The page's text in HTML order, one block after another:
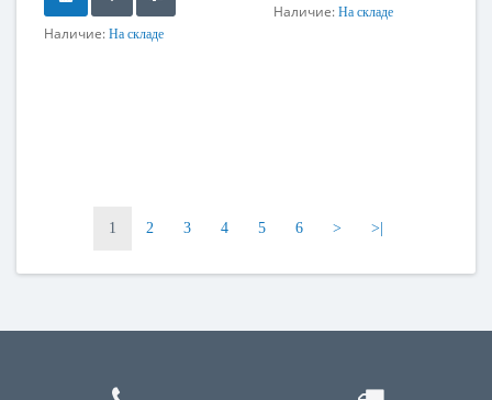
Наличие: На складе
Наличие: На складе
1 2 3 4 5 6 > >|